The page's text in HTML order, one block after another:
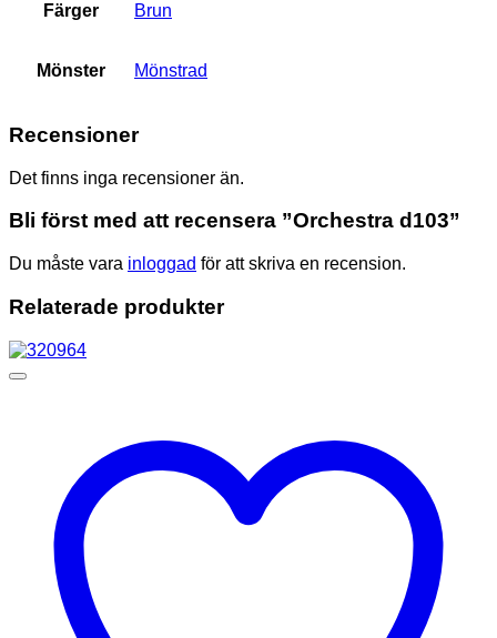
Färger Brun
Mönster Mönstrad
Recensioner
Det finns inga recensioner än.
Bli först med att recensera ”Orchestra d103”
Du måste vara inloggad för att skriva en recension.
Relaterade produkter